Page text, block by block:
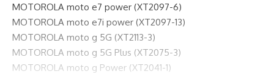
MOTOROLA moto e7 power (XT2097-6)
MOTOROLA moto e7i power (XT2097-13)
MOTOROLA moto g 5G (XT2113-3)
MOTOROLA moto g 5G Plus (XT2075-3)
MOTOROLA moto g Power (XT2041-1)